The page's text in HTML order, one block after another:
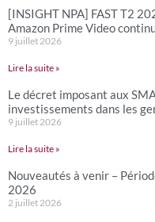
[INSIGHT NPA] FAST T2
Amazon Prime Video
9 juillet 2026
Lire la suite »
Le décret imposant aux
investissements dans les
9 juillet 2026
Lire la suite »
Nouveautés à venir –
2026
2 juillet 2026